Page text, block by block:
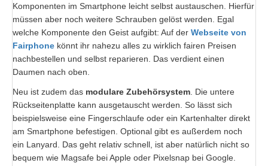
Komponenten im Smartphone leicht selbst austauschen. Hierfür
müssen aber noch weitere Schrauben gelöst werden. Egal
welche Komponente den Geist aufgibt: Auf der Webseite von
Fairphone könnt ihr nahezu alles zu wirklich fairen Preisen
nachbestellen und selbst reparieren. Das verdient einen
Daumen nach oben.
Neu ist zudem das modulare Zubehörsystem . Die untere
Rückseitenplatte kann ausgetauscht werden. So lässt sich
beispielsweise eine Fingerschlaufe oder ein Kartenhalter direkt
am Smartphone befestigen. Optional gibt es außerdem noch
ein Lanyard. Das geht relativ schnell, ist aber natürlich nicht so
bequem wie Magsafe bei Apple oder Pixelsnap bei Google.